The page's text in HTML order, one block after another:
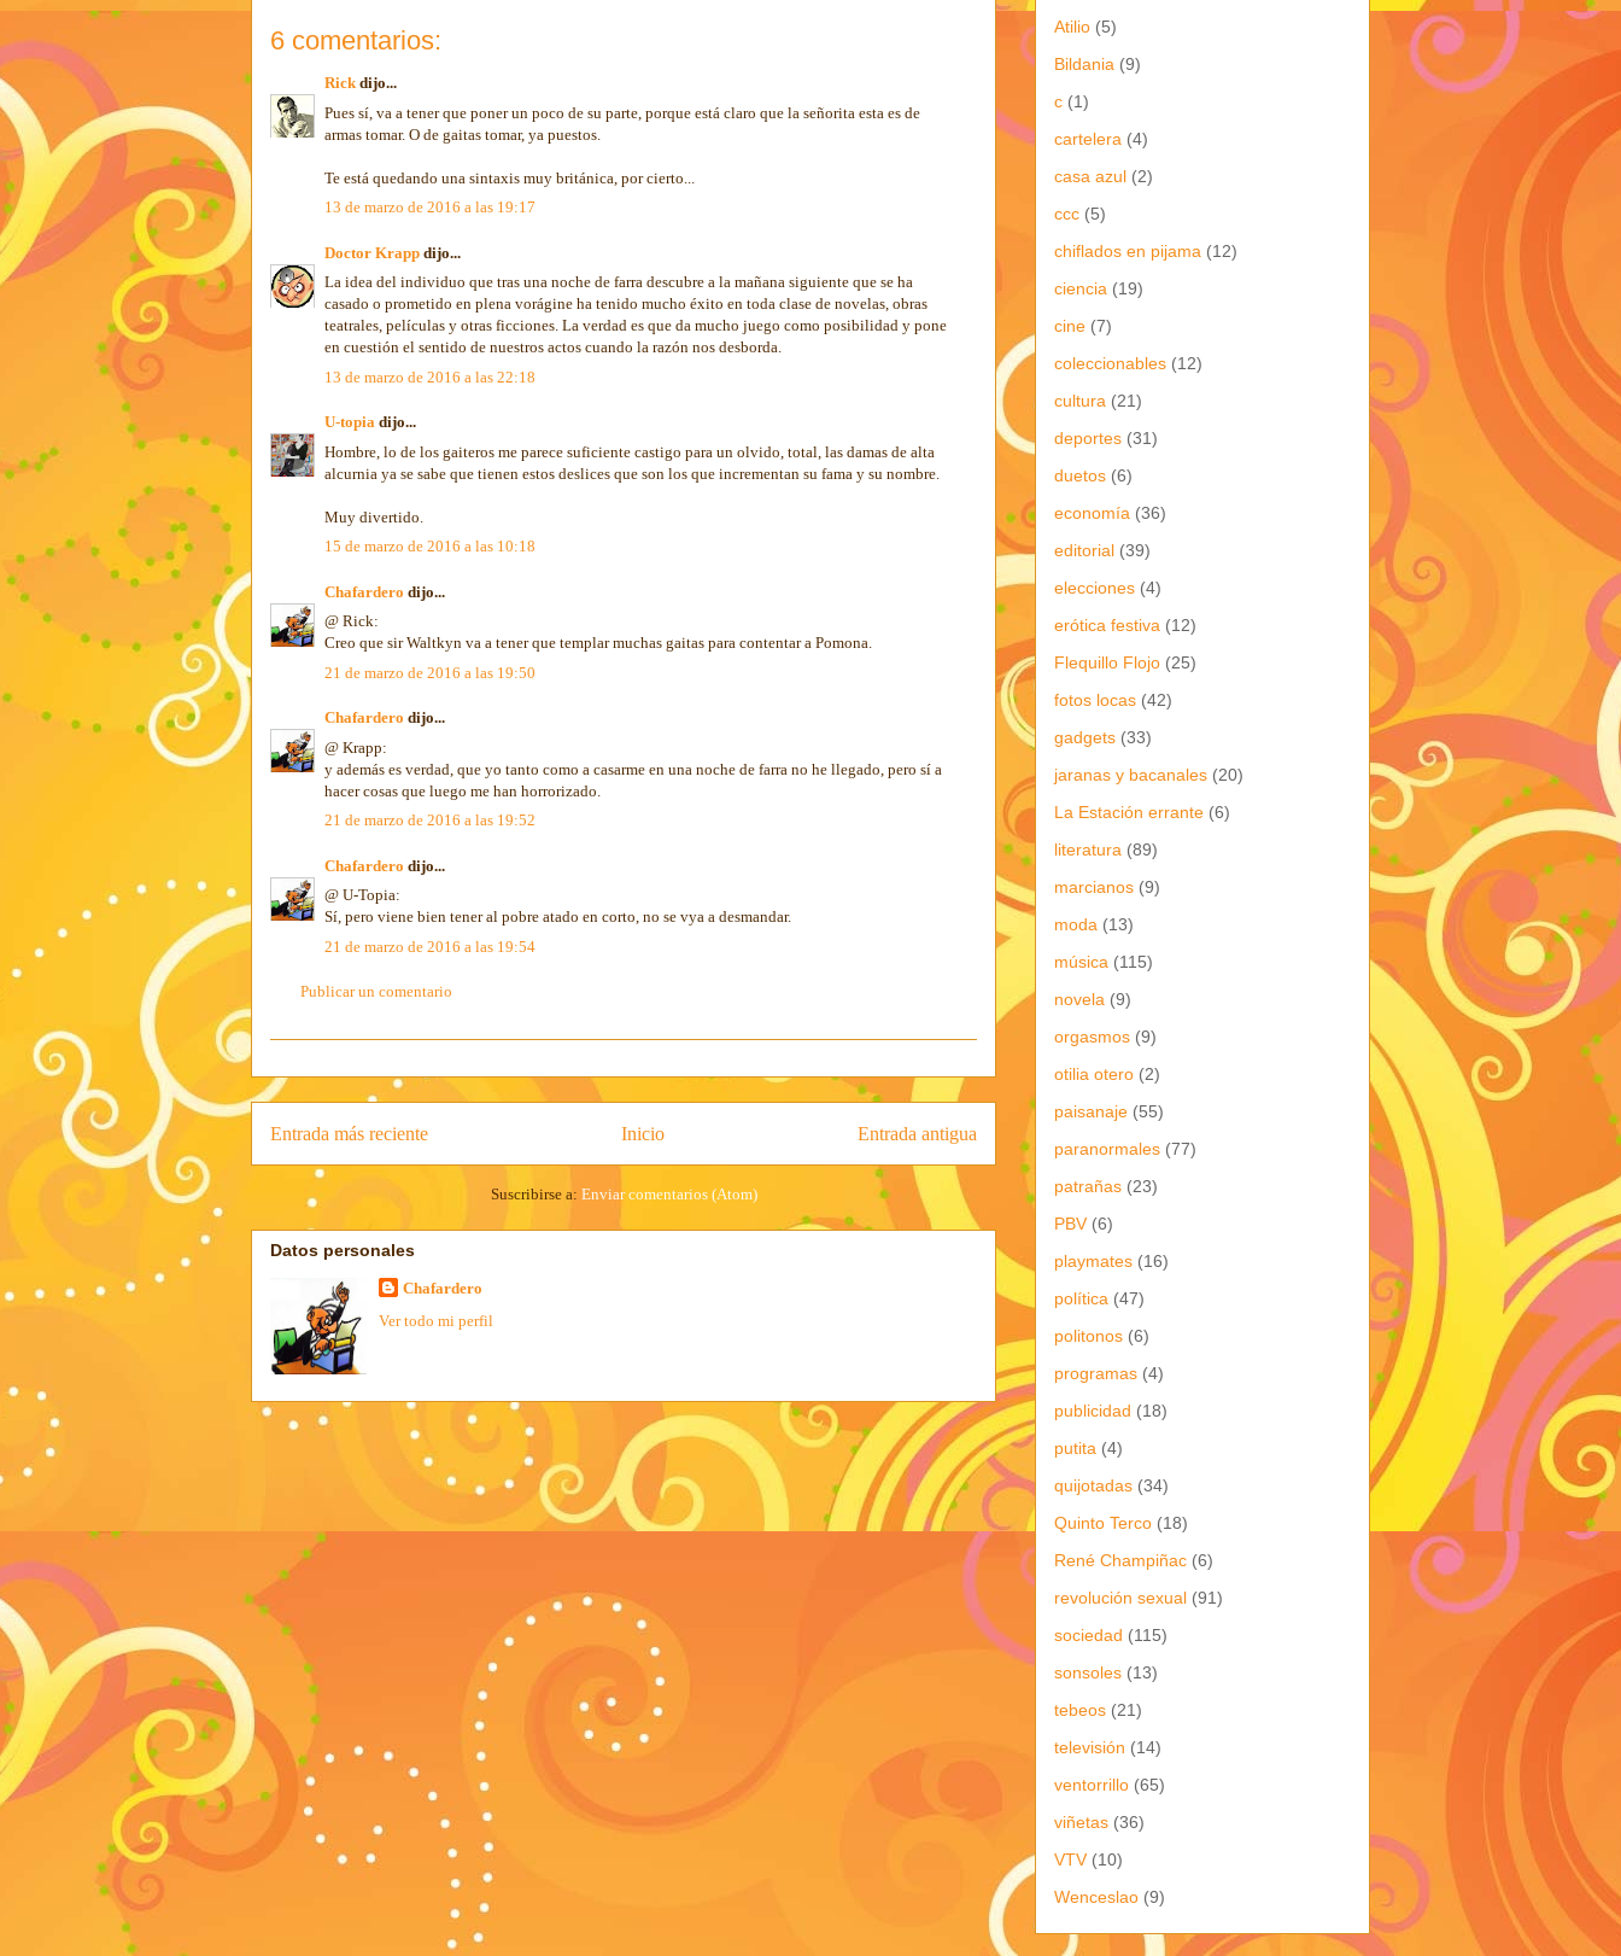
6 comentarios:
Rick dijo...
Pues sí, va a tener que poner un poco de su parte, porque está claro que la señorita esta es de
armas tomar. O de gaitas tomar, ya puestos.
Te está quedando una sintaxis muy británica, por cierto...
13 de marzo de 2016 a las 19:17
Doctor Krapp dijo...
La idea del individuo que tras una noche de farra descubre a la mañana siguiente que se ha
casado o prometido en plena vorágine ha tenido mucho éxito en toda clase de novelas, obras
teatrales, películas y otras ficciones. La verdad es que da mucho juego como posibilidad y pone
en cuestión el sentido de nuestros actos cuando la razón nos desborda.
13 de marzo de 2016 a las 22:18
U-topia dijo...
Hombre, lo de los gaiteros me parece suficiente castigo para un olvido, total, las damas de alta
alcurnia ya se sabe que tienen estos deslices que son los que incrementan su fama y su nombre.
Muy divertido.
15 de marzo de 2016 a las 10:18
Chafardero dijo...
@ Rick:
Creo que sir Waltkyn va a tener que templar muchas gaitas para contentar a Pomona.
21 de marzo de 2016 a las 19:50
Chafardero dijo...
@ Krapp:
y además es verdad, que yo tanto como a casarme en una noche de farra no he llegado, pero sí a
hacer cosas que luego me han horrorizado.
21 de marzo de 2016 a las 19:52
Chafardero dijo...
@ U-Topia:
Sí, pero viene bien tener al pobre atado en corto, no se vya a desmandar.
21 de marzo de 2016 a las 19:54
Publicar un comentario
Entrada más reciente Entrada antigua
Inicio
Suscribirse a: Enviar comentarios (Atom)
Datos personales
Chafardero
Ver todo mi perfil
Atilio (5)
Bildania (9)
c (1)
cartelera (4)
casa azul (2)
ccc (5)
chiflados en pijama (12)
ciencia (19)
cine (7)
coleccionables (12)
cultura (21)
deportes (31)
duetos (6)
economía (36)
editorial (39)
elecciones (4)
erótica festiva (12)
Flequillo Flojo (25)
fotos locas (42)
gadgets (33)
jaranas y bacanales (20)
La Estación errante (6)
literatura (89)
marcianos (9)
moda (13)
música (115)
novela (9)
orgasmos (9)
otilia otero (2)
paisanaje (55)
paranormales (77)
patrañas (23)
PBV (6)
playmates (16)
política (47)
politonos (6)
programas (4)
publicidad (18)
putita (4)
quijotadas (34)
Quinto Terco (18)
René Champiñac (6)
revolución sexual (91)
sociedad (115)
sonsoles (13)
tebeos (21)
televisión (14)
ventorrillo (65)
viñetas (36)
VTV (10)
Wenceslao (9)